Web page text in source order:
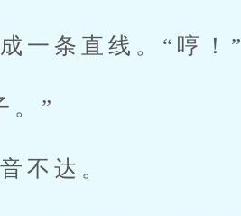
条直线。“哼！”
”
不达。